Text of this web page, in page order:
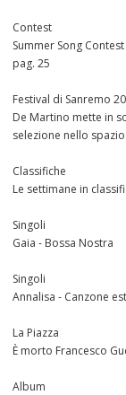
Contest
Summer Song
pag. 25
Festival di Sanremo
De Martino mette in
selezione nello
Classifiche
Le settimane in
Singoli
Gaia - Bossa Nostra
Singoli
Annalisa - Canzone
La Piazza
È morto Francesco
Album